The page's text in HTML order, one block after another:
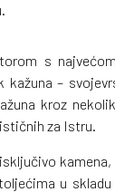
s
kažuna –
kroz
za Istru.
u